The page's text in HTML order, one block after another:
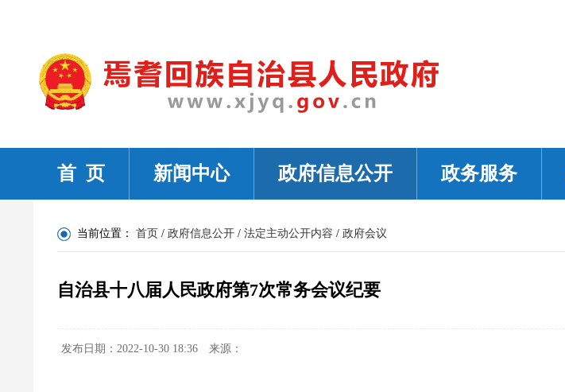
首 页 新闻中心 政府信息公开 政务服务
当前位置： 首页 / 政府信息公开 / 法定主动公开内容 / 政府会议
自治县十八届人民政府第7次常务会议纪要
发布日期：2022-10-30 18:36 来源：